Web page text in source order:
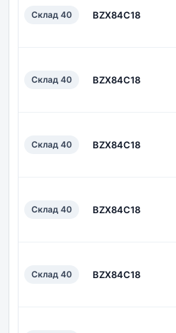
Склад 40 BZX84C18
Склад 40 BZX84C18
Склад 40 BZX84C18
Склад 40 BZX84C18
Склад 40 BZX84C18